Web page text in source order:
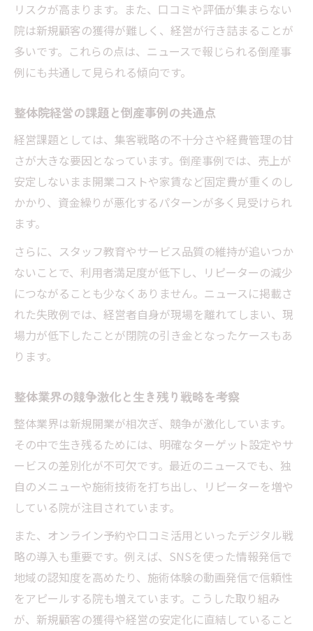
リスクが高まります。また、口コミや評価が集まらない
院は新規顧客の獲得が難しく、経営が行き詰まることが
多いです。これらの点は、ニュースで報じられる倒産事
例にも共通して見られる傾向です。
整体院経営の課題と倒産事例の共通点
経営課題としては、集客戦略の不十分さや経費管理の甘
さが大きな要因となっています。倒産事例では、売上が
安定しないまま開業コストや家賃など固定費が重くのし
かかり、資金繰りが悪化するパターンが多く見受けられ
ます。
さらに、スタッフ教育やサービス品質の維持が追いつか
ないことで、利用者満足度が低下し、リピーターの減少
につながることも少なくありません。ニュースに掲載さ
れた失敗例では、経営者自身が現場を離れてしまい、現
場力が低下したことが閉院の引き金となったケースもあ
ります。
整体業界の競争激化と生き残り戦略を考察
整体業界は新規開業が相次ぎ、競争が激化しています。
その中で生き残るためには、明確なターゲット設定やサ
ービスの差別化が不可欠です。最近のニュースでも、独
自のメニューや施術技術を打ち出し、リピーターを増や
している院が注目されています。
また、オンライン予約や口コミ活用といったデジタル戦
略の導入も重要です。例えば、SNSを使った情報発信で
地域の認知度を高めたり、施術体験の動画発信で信頼性
をアピールする院も増えています。こうした取り組み
が、新規顧客の獲得や経営の安定化に直結していること